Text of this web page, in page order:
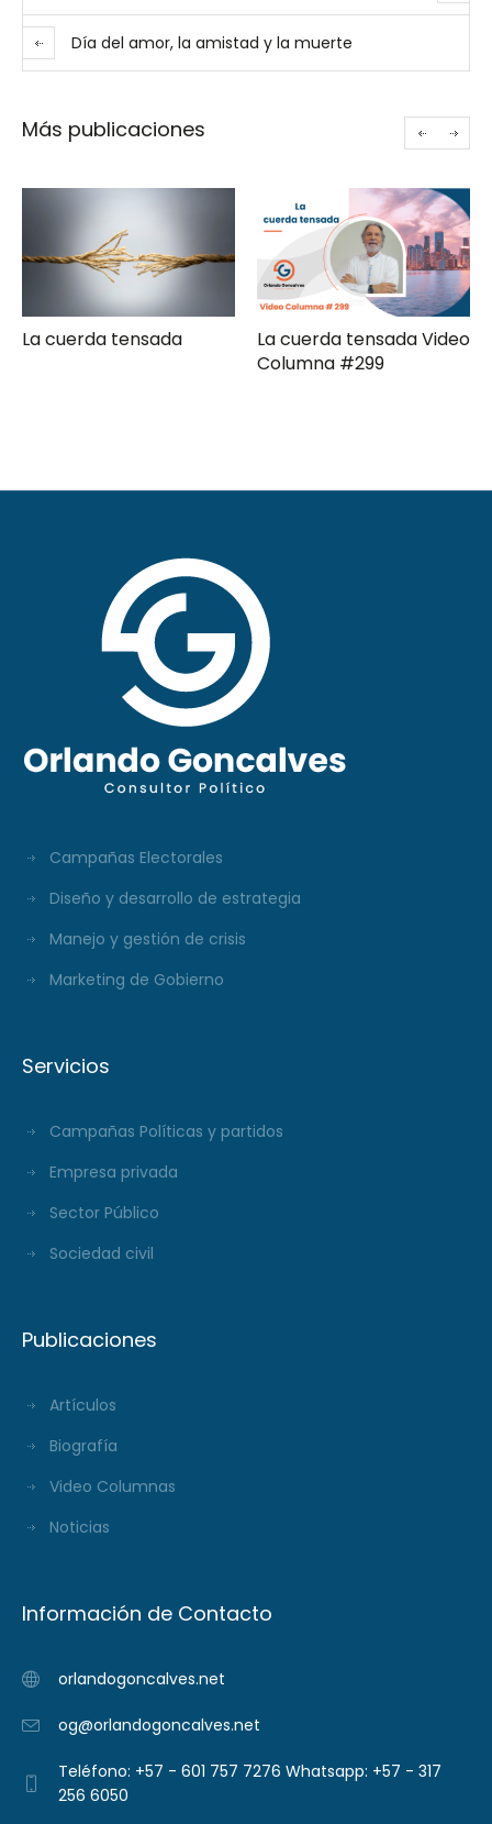
Día del amor, la amistad y la muerte
Más publicaciones
La cuerda tensada Video
Gerencia de
moderna Clave ComPol
Campañas Electorales
Diseño y desarrollo de estrategia
Manejo y gestión de crisis
Marketing de Gobierno
Servicios
Campañas Políticas y partidos
Empresa privada
Sector Público
Sociedad civil
Publicaciones
Artículos
Biografía
Video Columnas
Noticias
Información de Contacto
orlandogoncalves.net
og@orlandogoncalves.net
Teléfono: +57 - 601 757 7276 Whatsapp: +57 - 317
256 6050